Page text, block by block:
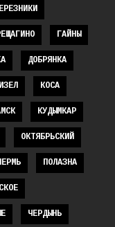
ГАЙНЫ
ДОБРЯНКА
КОСА
КУДЫМКАР
ОКТЯБРЬСКИЙ
ПОЛАЗНА
ЧЕРДЫНЬ